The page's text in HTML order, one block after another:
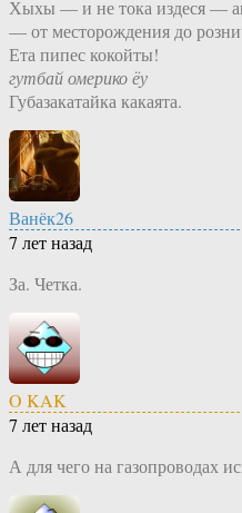
Хыхы — и не тока издеся —
— от месторождения до
Ета пипес кокойты!
гутбай омерико ёу
Губазакатайка какаята.
Ванёк26
7 лет назад
За. Четка.
O KAK
7 лет назад
А для чего на газопроводах